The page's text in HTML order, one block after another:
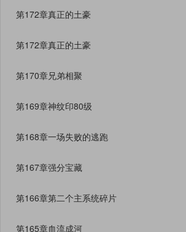
第172章真正的土豪
第172章真正的土豪
第170章兄弟相聚
第169章神纹印80级
第168章一场失败的逃跑
第167章强分宝藏
第166章第二个主系统碎片
第165章血流成河